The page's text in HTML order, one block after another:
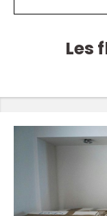
Les